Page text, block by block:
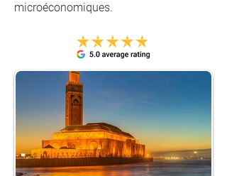
microéconomiques.